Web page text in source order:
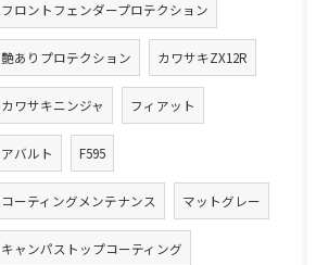
フロントフェンダープロテクション
艶ありプロテクション カワサキZX12R
カワサキニンジャ フィアット
アバルト F595
コーティングメンテナンス マットグレー
キャンパストップコーティング